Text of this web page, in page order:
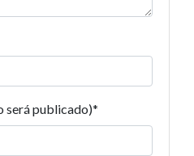
será publicado)*